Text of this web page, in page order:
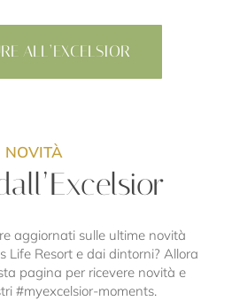
ALL’EXCELSIOR
NOVITÀ
aggiornati sulle ultime novità
Life Resort e dai dintorni? Allora
pagina per ricevere novità e
#myexcelsior-moments.